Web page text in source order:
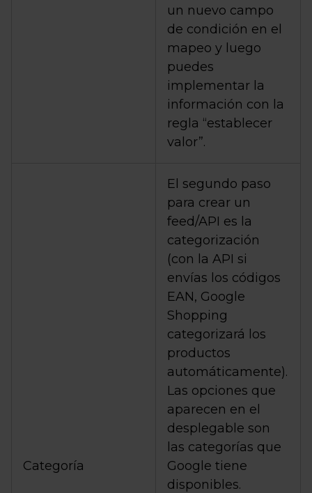
un nuevo campo
de condición en el
mapeo y luego
puedes
implementar la
información con la
regla “establecer
valor”.
Categoría
El segundo paso
para crear un
feed/API es la
categorización
(con la API si
envías los códigos
EAN, Google
Shopping
categorizará los
productos
automáticamente).
Las opciones que
aparecen en el
desplegable son
las categorías que
Google tiene
disponibles.